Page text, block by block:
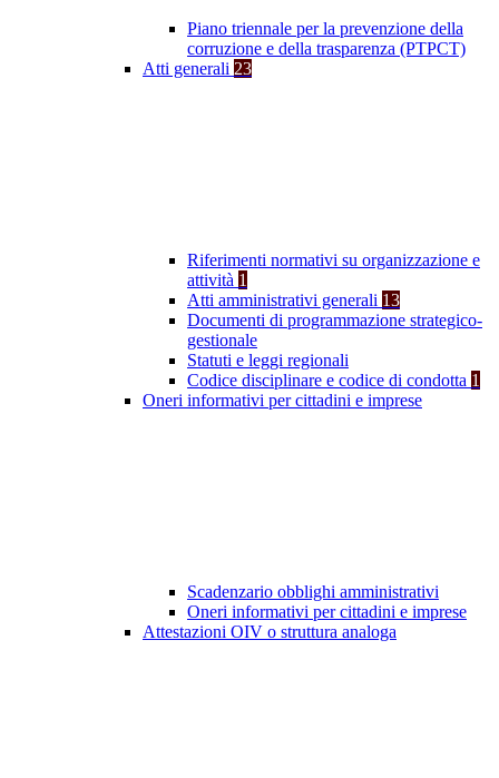
Piano triennale per la prevenzione della
corruzione e della trasparenza (PTPCT)
Atti generali 23
Riferimenti normativi su organizzazione e
attività 1
Atti amministrativi generali 13
Documenti di programmazione strategico-
gestionale
Statuti e leggi regionali
Codice disciplinare e codice di condotta 1
Oneri informativi per cittadini e imprese
Scadenzario obblighi amministrativi
Oneri informativi per cittadini e imprese
Attestazioni OIV o struttura analoga